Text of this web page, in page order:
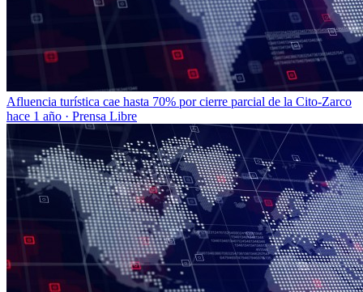
Afluencia turística cae hasta 70% por cierre parcial de la Cito-Zarco
hace 1 año · Prensa Libre